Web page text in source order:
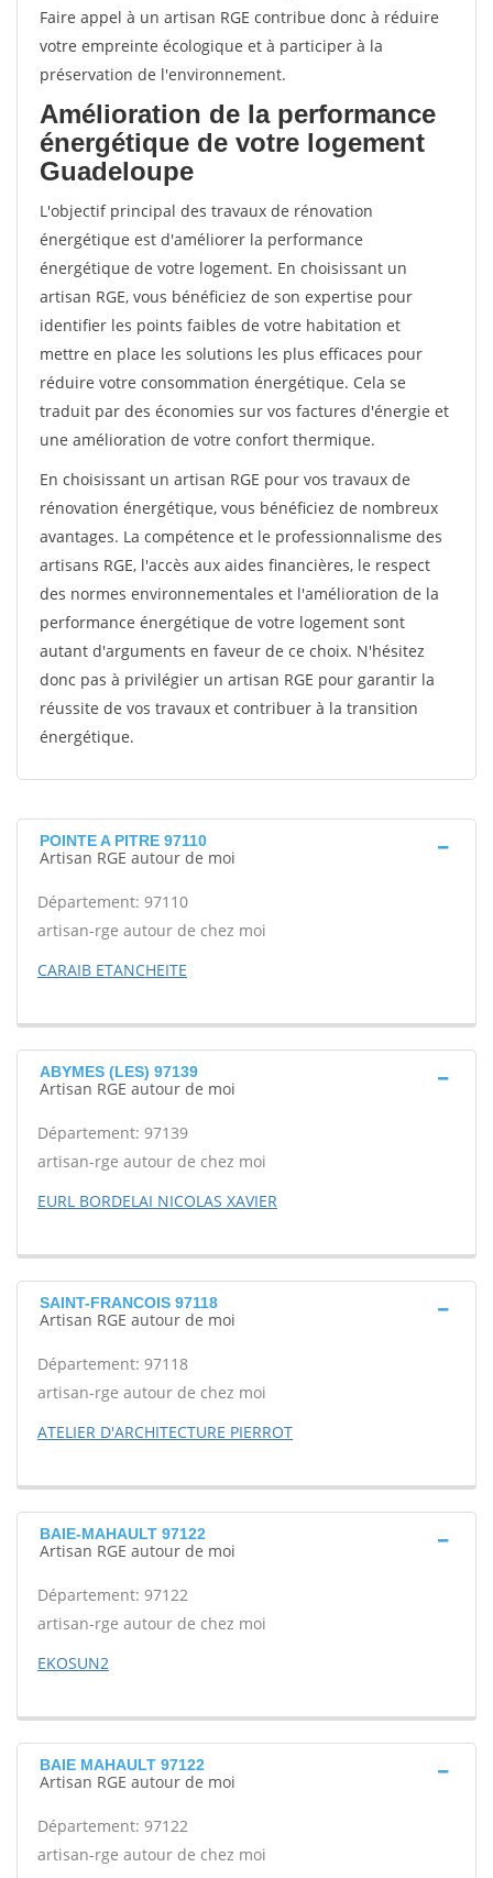
Faire appel à un artisan RGE contribue donc à réduire
votre empreinte écologique et à participer à la
préservation de l'environnement.
Amélioration de la performance
énergétique de votre logement
Guadeloupe
L'objectif principal des travaux de rénovation
énergétique est d'améliorer la performance
énergétique de votre logement. En choisissant un
artisan RGE, vous bénéficiez de son expertise pour
identifier les points faibles de votre habitation et
mettre en place les solutions les plus efficaces pour
réduire votre consommation énergétique. Cela se
traduit par des économies sur vos factures d'énergie et
une amélioration de votre confort thermique.
En choisissant un artisan RGE pour vos travaux de
rénovation énergétique, vous bénéficiez de nombreux
avantages. La compétence et le professionnalisme des
artisans RGE, l'accès aux aides financières, le respect
des normes environnementales et l'amélioration de la
performance énergétique de votre logement sont
autant d'arguments en faveur de ce choix. N'hésitez
donc pas à privilégier un artisan RGE pour garantir la
réussite de vos travaux et contribuer à la transition
énergétique.
POINTE A PITRE 97110
Artisan RGE autour de moi
Département: 97110
artisan-rge autour de chez moi
CARAIB ETANCHEITE
ABYMES (LES) 97139
Artisan RGE autour de moi
Département: 97139
artisan-rge autour de chez moi
EURL BORDELAI NICOLAS XAVIER
SAINT-FRANCOIS 97118
Artisan RGE autour de moi
Département: 97118
artisan-rge autour de chez moi
ATELIER D'ARCHITECTURE PIERROT
BAIE-MAHAULT 97122
Artisan RGE autour de moi
Département: 97122
artisan-rge autour de chez moi
EKOSUN2
BAIE MAHAULT 97122
Artisan RGE autour de moi
Département: 97122
artisan-rge autour de chez moi